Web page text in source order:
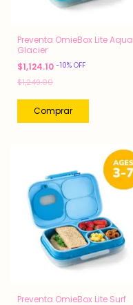
Preventa OmieBox Lite Aqua
Glacier
$1,124.10 -10% OFF
$1,249.00
Preventa OmieBox Lite Surf